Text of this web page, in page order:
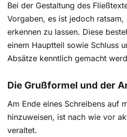
Bei der Gestaltung des
Vorgaben, es ist jedoch
erkennen zu lassen. Diese
einem Hauptteil sowie Schluss
Absätze kenntlich gemacht
Die Grußformel und der
Am Ende eines Schreibens auf
hinzuweisen, ist nach wie vor
veraltet.